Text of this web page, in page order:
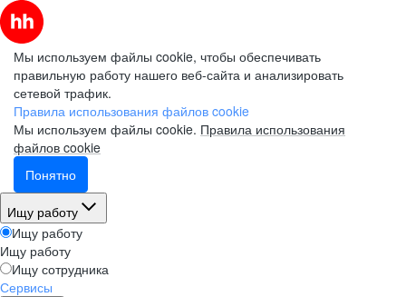
Мы используем файлы cookie, чтобы обеспечивать
правильную работу нашего веб-сайта и анализировать
сетевой трафик.
Правила использования файлов cookie
Мы используем файлы cookie. Правила использования
файлов cookie
Понятно
Ищу работу
Ищу работу
Ищу работу
Ищу сотрудника
Сервисы